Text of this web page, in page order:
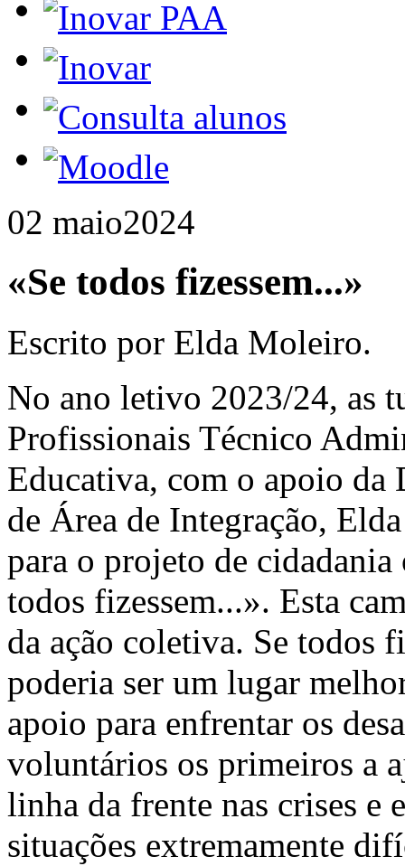
02 maio2024
«Se todos fizessem...»
Escrito por Elda Moleiro.
No ano letivo 2023/24, as
Profissionais Técnico
Educativa, com o apoio da
de Área de Integração,
para o projeto de
todos fizessem...». Esta
da ação coletiva. Se todos
poderia ser um lugar
apoio para enfrentar os
voluntários os primeiros a
linha da frente nas crises e
situações extremamente